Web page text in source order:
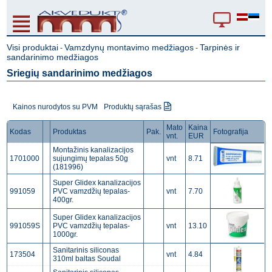
Visi produktai -Vamzdynų montavimo medžiagos - Tarpinės ir
sandarinimo medžiagos
Sriegių sandarinimo medžiagos
Kainos nurodytos su PVM Produktų sąrašas
Kodas Produktas Pak.
Mato
vnt.
Kaina
EUR
Fotografija
1701000
Montažinis kanalizacijos
sujungimų tepalas 50g
(181996)
vnt 8.71
991059
Super Glidex kanalizacijos
PVC vamzdžių tepalas-
400gr.
vnt 7.70
991059S
Super Glidex kanalizacijos
PVC vamzdžių tepalas-
1000gr.
vnt 13.10
173504
Sanitarinis siliconas
310ml baltas Soudal
vnt 4.84